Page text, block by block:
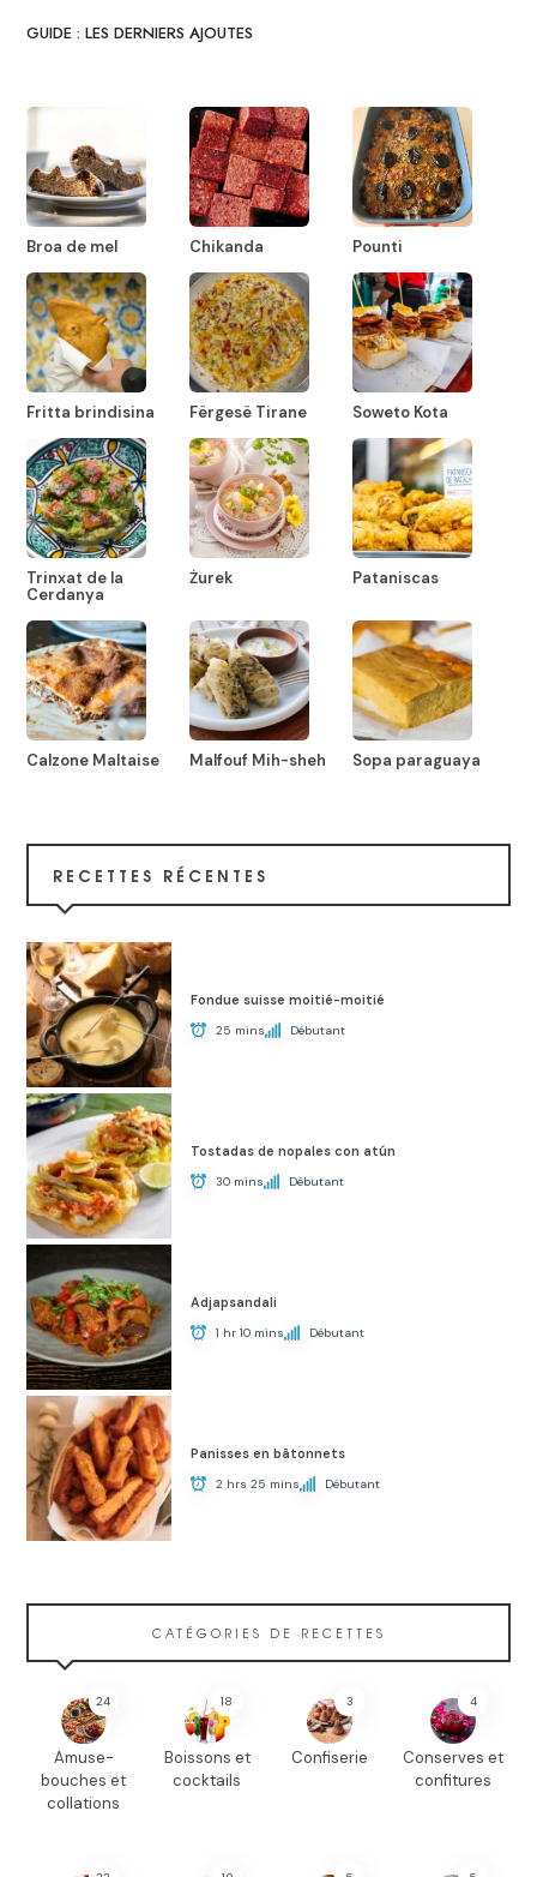
GUIDE : LES DERNIERS AJOUTES
Broa de mel Chikanda Pounti
Fritta brindisina Fërgesë Tirane Soweto Kota
Trinxat de la
Cerdanya
Żurek Pataniscas
Calzone Maltaise Malfouf Mih-sheh Sopa paraguaya
RECETTES RÉCENTES
Fondue suisse moitié-moitié
25 mins Débutant
Tostadas de nopales con atún
30 mins Débutant
Adjapsandali
1 hr 10 mins Débutant
Panisses en bâtonnets
2 hrs 25 mins Débutant
CATÉGORIES DE RECETTES
24
Amuse-
bouches et
collations
18
Boissons et
cocktails
3
Confiserie
4
Conserves et
confitures